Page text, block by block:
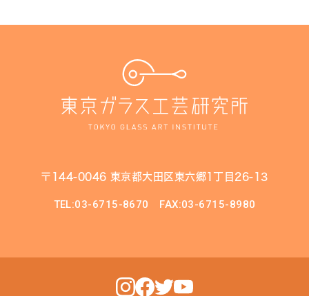
〒144-0046 東京都大田区東六郷1丁目26-13
TEL:03-6715-8670 FAX:03-6715-8980